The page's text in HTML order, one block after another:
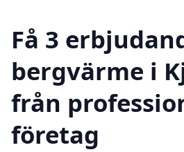
Få 3
bergvärme i
från
företag